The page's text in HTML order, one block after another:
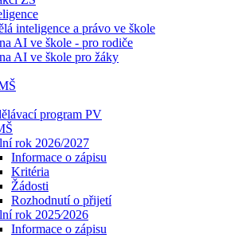
inteligence a právo ve škole
AI ve škole - pro rodiče
AI ve škole pro žáky
program PV
rok 2026/2027
Informace o zápisu
Kritéria
Žádosti
Rozhodnutí o přijetí
rok 2025⁄2026
Informace o zápisu